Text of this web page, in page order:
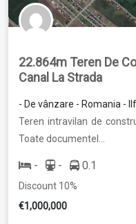
22.864m Teren De
Canal La Strada
- De vânzare - Romania -
Teren intravilan de
Toate documentel…
- - 0.1
Discount 10%
€1,000,000